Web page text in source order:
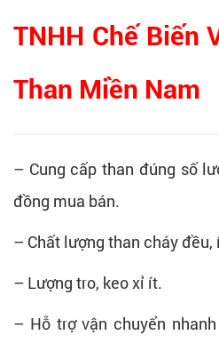
TNHH Chế Biến
Than Miền Nam
– Cung cấp than đúng số
đồng mua bán.
– Chất lượng than cháy
– Lượng tro, keo xỉ ít.
– Hỗ trợ vận chuyển